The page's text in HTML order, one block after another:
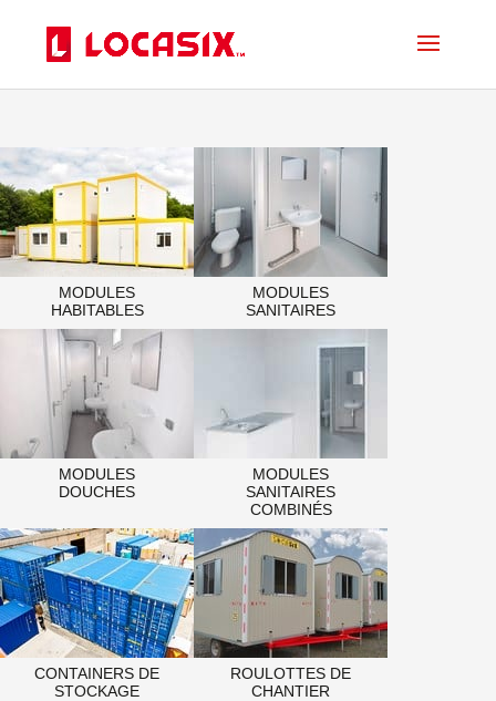
MODULES
HABITABLES
MODULES
SANITAIRES
MODULES
DOUCHES
MODULES
SANITAIRES
COMBINÉS
CONTAINERS DE
STOCKAGE
ROULOTTES DE
CHANTIER